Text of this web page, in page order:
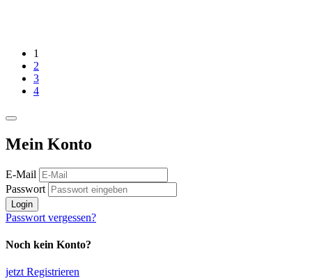
1
2
3
4
Mein Konto
E-Mail
Passwort
Login
Passwort vergessen?
Noch kein Konto?
jetzt Registrieren